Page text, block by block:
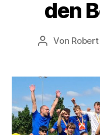
den
Beitragsautor
Von